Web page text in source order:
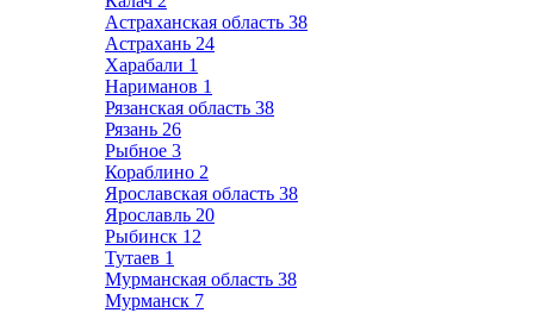
Астраханская область 38
Астрахань 24
Харабали 1
Нариманов 1
Рязанская область 38
Рязань 26
Рыбное 3
Кораблино 2
Ярославская область 38
Ярославль 20
Рыбинск 12
Тутаев 1
Мурманская область 38
Мурманск 7